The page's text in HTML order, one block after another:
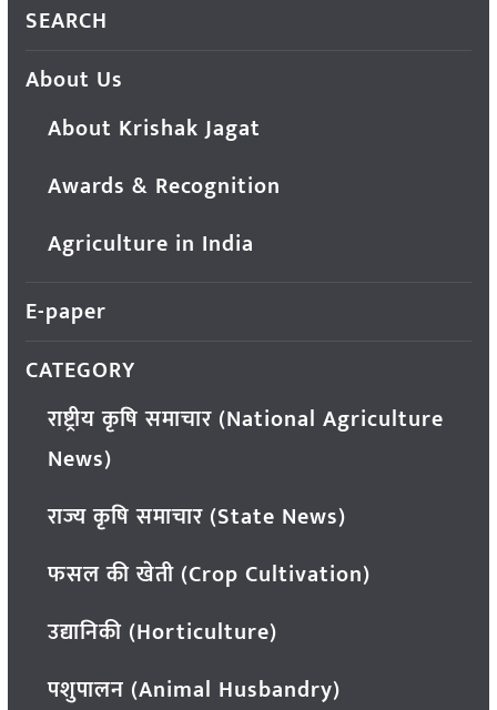
SEARCH
About Us
About Krishak Jagat
Awards & Recognition
Agriculture in India
E-paper
CATEGORY
राष्ट्रीय कृषि समाचार (National Agriculture
News)
राज्य कृषि समाचार (State News)
फसल की खेती (Crop Cultivation)
उद्यानिकी (Horticulture)
पशुपालन (Animal Husbandry)